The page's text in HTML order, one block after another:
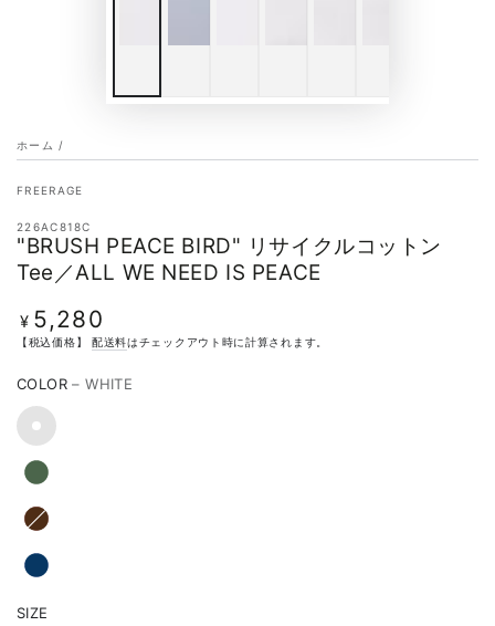
ホーム /
FREERAGE
226AC818C
"BRUSH PEACE BIRD" リサイクルコットン
Tee／ALL WE NEED IS PEACE
定
価
¥ 5,280
【税込価格】 配送料はチェックアウト時に計算されます。
COLOR– WHITE
SIZE